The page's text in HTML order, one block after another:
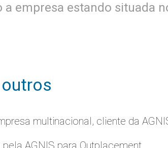
empresa estando situada
multinacional, cliente da
AGNIS para Outplacement